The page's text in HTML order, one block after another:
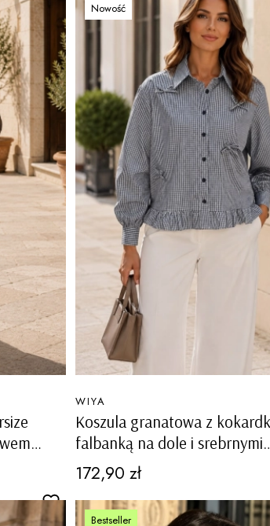
Nowość
Koszula granatowa z
falbanką na dole i srebrnymi
kryształkami Povoletto
PRODUCENT
WIYA
Cena
172,90 zł
Bestseller